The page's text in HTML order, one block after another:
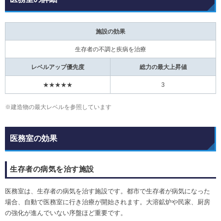
施設の効果
生存者の不調と疾病を治療
レベルアップ優先度 総力の最大上昇値
★★★★★ 3
※建造物の最大レベルを参照しています
医務室の効果
生存者の病気を治す施設
医務室は、生存者の病気を治す施設です。都市で生存者が病気になった
場合、自動で医務室に行き治療が開始されます。大溶鉱炉や民家、厨房
の強化が進んでいない序盤ほど重要です。